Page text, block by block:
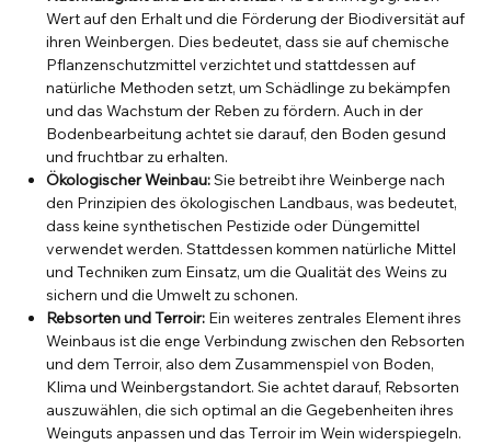
Wert auf den Erhalt und die Förderung der Biodiversität auf
ihren Weinbergen. Dies bedeutet, dass sie auf chemische
Pflanzenschutzmittel verzichtet und stattdessen auf
natürliche Methoden setzt, um Schädlinge zu bekämpfen
und das Wachstum der Reben zu fördern. Auch in der
Bodenbearbeitung achtet sie darauf, den Boden gesund
und fruchtbar zu erhalten.
Ökologischer Weinbau:Sie betreibt ihre Weinberge nach
den Prinzipien des ökologischen Landbaus, was bedeutet,
dass keine synthetischen Pestizide oder Düngemittel
verwendet werden. Stattdessen kommen natürliche Mittel
und Techniken zum Einsatz, um die Qualität des Weins zu
sichern und die Umwelt zu schonen.
Rebsorten und Terroir: Ein weiteres zentrales Element ihres
Weinbaus ist die enge Verbindung zwischen den Rebsorten
und dem Terroir, also dem Zusammenspiel von Boden,
Klima und Weinbergstandort. Sie achtet darauf, Rebsorten
auszuwählen, die sich optimal an die Gegebenheiten ihres
Weinguts anpassen und das Terroir im Wein widerspiegeln.